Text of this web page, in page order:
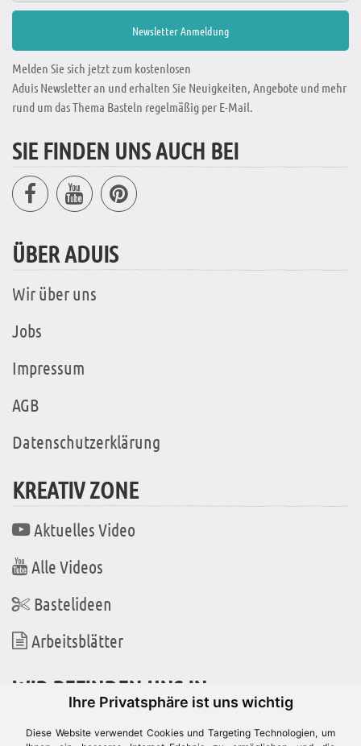
Ihre Privatsphäre ist uns wichtig
Diese Website verwendet Cookies und Targeting Technologien, um
Melden Sie sich jetzt zum kostenlosen
Aduis Newsletter an und erhalten Sie Neuigkeiten, Angebote und mehr
rund um das Thema Basteln regelmäßig per E-Mail.
SIE FINDEN UNS AUCH BEI
ÜBER ADUIS
Wir über uns
Jobs
Impressum
AGB
Datenschutzerklärung
KREATIV ZONE
Aktuelles Video
Alle Videos
Bastelideen
Arbeitsblätter
WIR BEFINDEN UNS IN